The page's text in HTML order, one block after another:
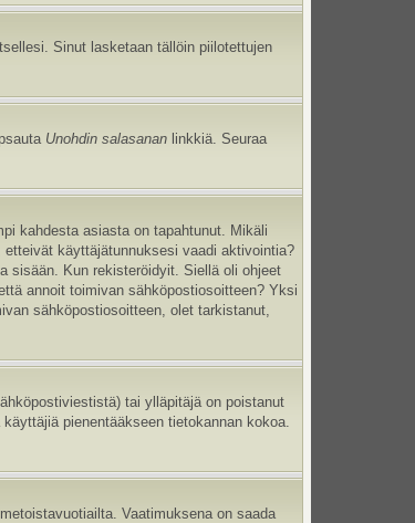
Sinut lasketaan tällöin piilotettujen
Unohdin salasanan linkkiä. Seuraa
kahdesta asiasta on tapahtunut. Mikäli
käyttäjätunnuksesi vaadi aktivointia?
sisään. Kun rekisteröidyit. Siellä oli ohjeet
annoit toimivan sähköpostiosoitteen? Yksi
sähköpostiosoitteen, olet tarkistanut,
tai ylläpitäjä on poistanut
pienentääkseen tietokannan kokoa.
Vaatimuksena on saada